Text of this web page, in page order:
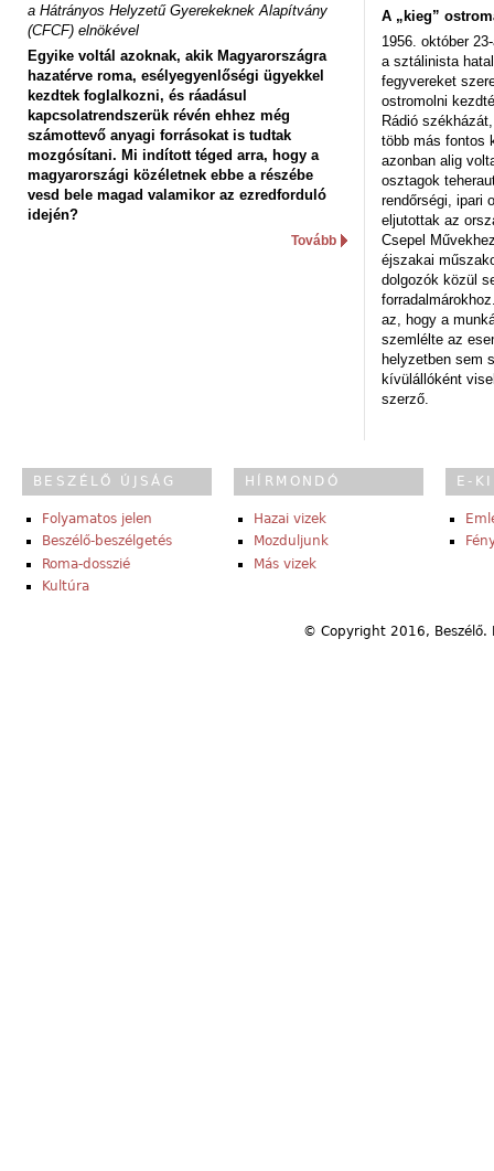
a Hátrányos Helyzetű Gyerekeknek Alapítvány
(CFCF) elnökével
Egyike voltál azoknak, akik Magyarországra
hazatérve roma, esélyegyenlőségi ügyekkel
kezdtek foglalkozni, és ráadásul
kapcsolatrendszerük révén ehhez még
számottevő anyagi forrásokat is tudtak
mozgósítani. Mi indított téged arra, hogy a
magyarországi közéletnek ebbe a részébe
vesd bele magad valamikor az ezredforduló
idején?
Tovább
A „kieg”
1956. október
a sztálinista
fegyvereket
ostromolni
Rádió
több más fontos
azonban alig
osztagok
rendőrségi, ipari
eljutottak az
Csepel
éjszakai
dolgozók közül
az, hogy a
szemlélte az
helyzetben sem
kívülállóként
szerző.
BESZÉLŐ ÚJSÁG
Folyamatos jelen
Beszélő-beszélgetés
Roma-dosszié
Kultúra
HÍRMONDÓ
Hazai vizek
Mozduljunk
Más vizek
E-
© Copyright 2016,